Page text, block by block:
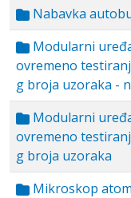
Nabavka
Modularni
ovremeno
g broja uzoraka -
Modularni
ovremeno
g broja uzoraka
Mikroskop